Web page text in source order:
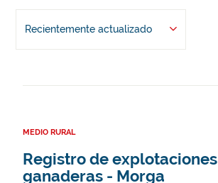
Recientemente actualizado
MEDIO RURAL
Registro de explotaciones
ganaderas - Morga